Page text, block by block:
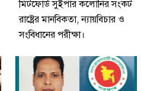
মিটফোর্ড সুইপার কলোনির সংকট
রাষ্ট্রের মানবিকতা, ন্যায়বিচার ও
সংবিধানের পরীক্ষা।